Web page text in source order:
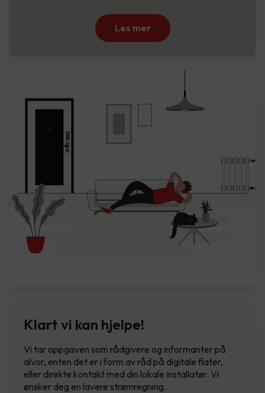
Les mer
Klart vi kan hjelpe!
Vi tar oppgaven som rådgivere og informanter på
alvor, enten det er i form av råd på digitale flater,
eller direkte kontakt med din lokale installatør. Vi
ønsker deg en lavere strømregning.